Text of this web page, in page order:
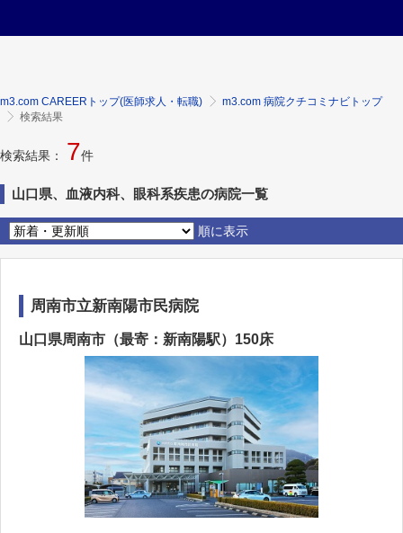
m3.com CAREERトップ(医師求人・転職)
m3.com 病院クチコミナビトップ
検索結果
検索結果： 7件
山口県、血液内科、眼科系疾患の病院一覧
順に表示
周南市立新南陽市民病院
山口県周南市（最寄：新南陽駅）150床